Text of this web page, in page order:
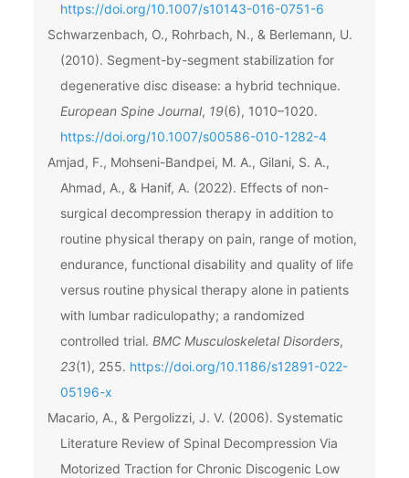
https://doi.org/10.1007/s10143-016-0751-6
Schwarzenbach, O., Rohrbach, N., & Berlemann, U.
(2010). Segment-by-segment stabilization for
degenerative disc disease: a hybrid technique.
European Spine Journal, 19(6), 1010–1020.
https://doi.org/10.1007/s00586-010-1282-4
Amjad, F., Mohseni-Bandpei, M. A., Gilani, S. A.,
Ahmad, A., & Hanif, A. (2022). Effects of non-
surgical decompression therapy in addition to
routine physical therapy on pain, range of motion,
endurance, functional disability and quality of life
versus routine physical therapy alone in patients
with lumbar radiculopathy; a randomized
controlled trial. BMC Musculoskeletal Disorders,
23(1), 255. https://doi.org/10.1186/s12891-022-
05196-x
Macario, A., & Pergolizzi, J. V. (2006). Systematic
Literature Review of Spinal Decompression Via
Motorized Traction for Chronic Discogenic Low